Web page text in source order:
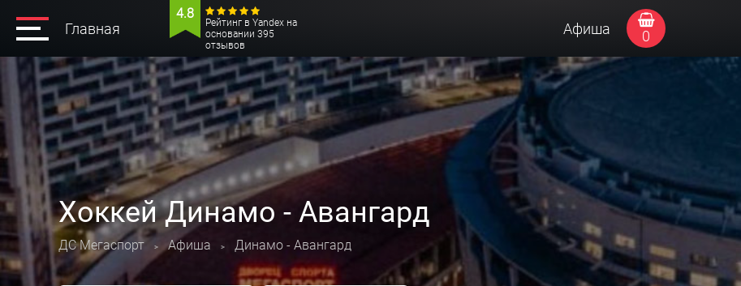
Главная
4.8
Рейтинг в Yandex на
основании 395
отзывов
Афиша 0
Хоккей Динамо - Авангард
ДС Мегаспорт > Афиша > Динамо - Авангард